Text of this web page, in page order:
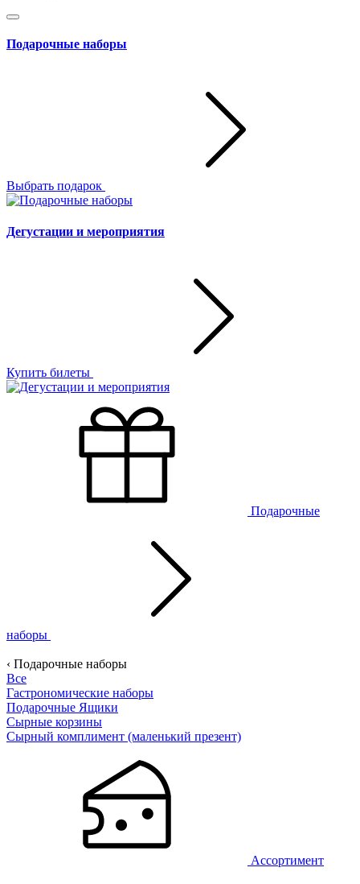
Подарочные наборы
Выбрать подарок
Дегустации и мероприятия
Купить билеты
Подарочные
наборы
‹ Подарочные наборы
Все
Гастрономические наборы
Подарочные Ящики
Сырные корзины
Сырный комплимент (маленький презент)
Ассортимент